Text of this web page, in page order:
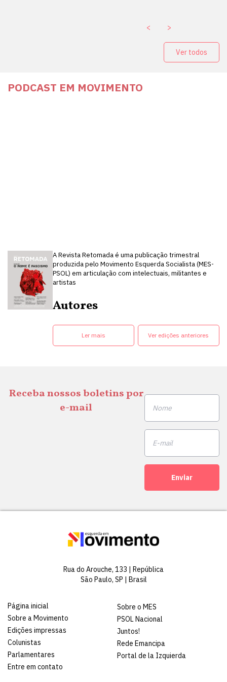
< >
Ver todos
PODCAST EM MOVIMENTO
A Revista Retomada é uma publicação trimestral
produzida pelo Movimento Esquerda Socialista (MES-
PSOL) em articulação com intelectuais, militantes e
artistas
Autores
Ler mais Ver edições anteriores
Receba nossos boletins por
e-mail
Enviar
Rua do Arouche, 133 | República
São Paulo, SP | Brasil
Página inicial
Sobre a Movimento
Edições impressas
Colunistas
Parlamentares
Entre em contato
Sobre o MES
PSOL Nacional
Juntos!
Rede Emancipa
Portal de la Izquierda